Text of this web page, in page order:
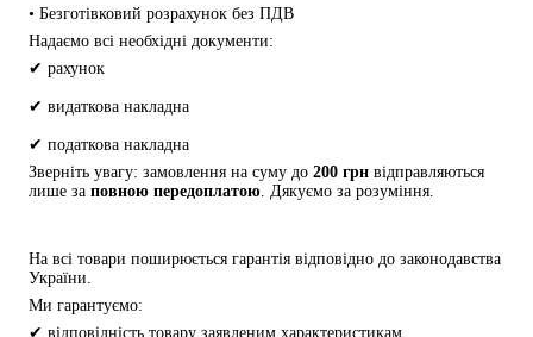
• Безготівковий розрахунок без ПДВ
Надаємо всі необхідні документи:
✔ рахунок
✔ видаткова накладна
✔ податкова накладна
Зверніть увагу: замовлення на суму до 200 грн відправляються
лише за повною передоплатою. Дякуємо за розуміння.
На всі товари поширюється гарантія відповідно до законодавства
України.
Ми гарантуємо:
✔ відповідність товару заявленим характеристикам